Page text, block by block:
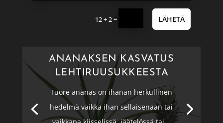
12 + 2= LÄHETÄ
ANANAKSEN KASVATUS
LEHTIRUUSUKKEESTA
Tuore ananas on ihanan herkullinen
hedelmä vaikka ihan sellaisenaan tai